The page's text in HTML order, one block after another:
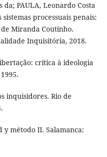
PAULA, Leonardo Costa
processuais penais:
Miranda Coutinho.
Inquisitória, 2018.
crítica à ideologia
inquisidores. Rio de
y método II. Salamanca: